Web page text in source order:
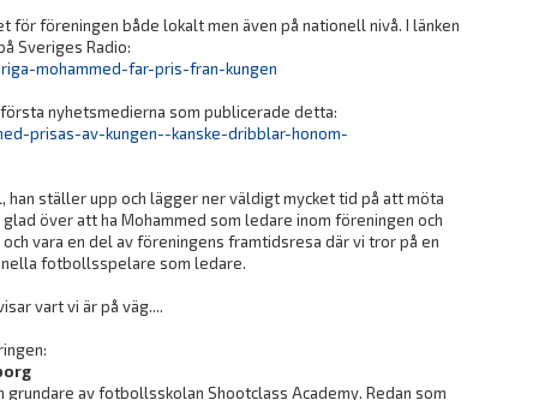
för föreningen både lokalt men även på nationell nivå. I länken
Sveriges Radio:
mohammed-far-pris-fran-kungen
nyhetsmedierna som publicerade detta:
prisas-av-kungen--kanske-dribblar-honom-
ställer upp och lägger ner väldigt mycket tid på att möta
över att ha Mohammed som ledare inom föreningen och
vara en del av föreningens framtidsresa där vi tror på en
fotbollsspelare som ledare.
vart vi är på väg....
av fotbollsskolan Shootclass Academy. Redan som